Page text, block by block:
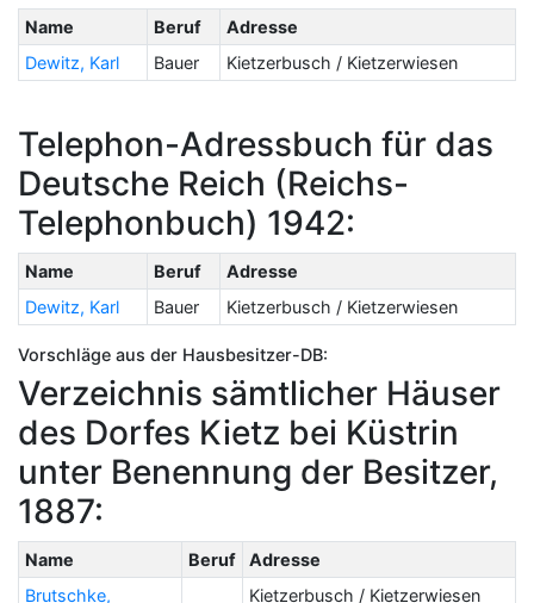
Name Beruf
Adresse
Dewitz, Karl
Bauer Kietzerbusch / Kietzerwiesen
Telephon-Adressbuch für das
Deutsche Reich (Reichs-
Telephonbuch) 1942:
Name Beruf
Adresse
Dewitz, Karl
Bauer Kietzerbusch / Kietzerwiesen
Vorschläge aus der Hausbesitzer-DB:
Verzeichnis sämtlicher Häuser
des Dorfes Kietz bei Küstrin
unter Benennung der Besitzer,
1887:
Name Beruf
Adresse
Brutschke,
Kietzerbusch / Kietzerwiesen